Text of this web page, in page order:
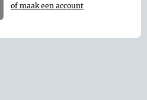
of maak een account